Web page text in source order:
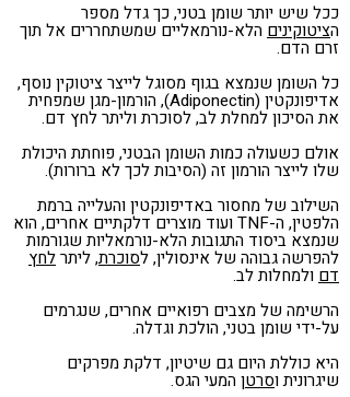
ככל שיש יותר שומן בטני, כך גדל מספר
הציטוקינים הלא-נורמאליים שמשתחררים אל תוך
זרם הדם.
כל השומן שנמצא בגוף מסוגל לייצר ציטוקין נוסף,
אדיפונקטין (Adiponectin), הורמון-מגן שמפחית
את הסיכון למחלת לב, לסוכרת וליתר לחץ דם.
אולם כשעולה כמות השומן הבטני, פוחתת היכולת
שלו לייצר הורמון זה (הסיבות לכך לא ברורות).
השילוב של מחסור באדיפונקטין והעלייה ברמת
הלפטין, ה-TNF ועוד מוצרים דלקתיים אחרים, הוא
שנמצא ביסוד התגובות הלא-נורמאליות שגורמות
להפרשה גבוהה של אינסולין, לסוכרת, ליתרלחץ
דםולמחלות לב.
הרשימה של מצבים רפואיים אחרים, שנגרמים
על-ידי שומן בטני, הולכת וגדלה.
היא כוללת היום גם שיטיון, דלקת מפרקים
שיגרונית וסרטן המעי הגס.